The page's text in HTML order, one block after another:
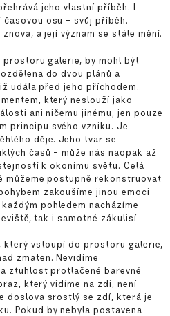
jeho vlastní příběh. I
osu – svůj příběh.
a její význam se stále mění.
galerie, by mohl být
do dvou plánů a
udála před jeho příchodem.
který neslouží jako
ani ničemu jinému, jen pouze
principu svého vzniku. Je
děje. Jeho tvar se
časů – může nás naopak až
k okonímu světu. Celá
můžeme postupně rekonstruovat
zakoušíme jinou emoci
pohledem nacházíme
tak i samotné zákulisí
který vstoupí do prostoru galerie,
zmaten. Nevidíme
ztuhlost protlačené barevné
který vidíme na zdi, není
doslova srostlý se zdí, která je
Pokud by nebyla postavena